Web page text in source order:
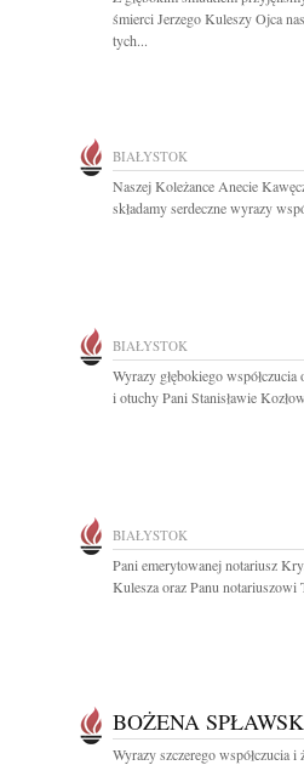
śmierci Jerzego Kuleszy Ojca
tych...
BIAŁYSTOK
Naszej Koleżance Anecie
składamy serdeczne wyrazy
BIAŁYSTOK
Wyrazy głębokiego współczucia
i otuchy Pani Stanisławie
BIAŁYSTOK
Pani emerytowanej notariusz
Kulesza oraz Panu notariuszowi
BOŻENA
Wyrazy szczerego współczucia i